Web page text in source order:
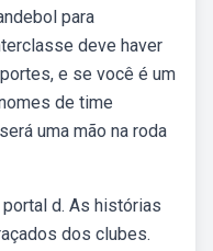
para
deve haver
e se você é um
de time
uma mão na roda
d. As histórias
dos clubes.